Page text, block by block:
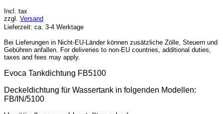
Incl. tax
zzgl. Versand
Lieferzeit: ca. 3-4 Werktage
Bei Lieferungen in Nicht-EU-Länder können zusätzliche Zölle, Steuern und
Gebühren anfallen. For deliveries to non-EU countries, additional duties,
taxes and fees may apply.
Evoca Tankdichtung FB5100
Deckeldichtung für Wassertank in folgenden Modellen:
FB/IN/5100